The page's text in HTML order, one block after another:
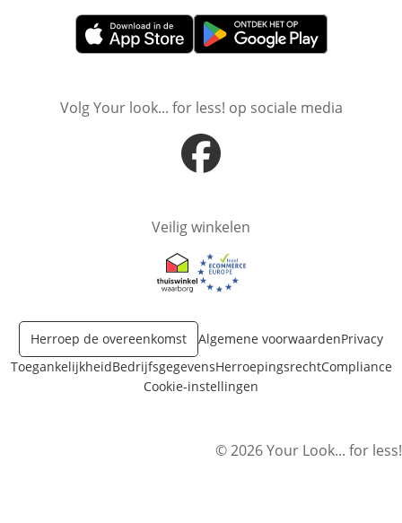
Opent in nieuw vensterOpent in nieuw venster
Volg Your look... for less! op sociale media
Opent in nieuw venster
Veilig winkelen
Opent in nieuw venster
Opent in nieuw venster
Herroep de overeenkomst Algemene voorwaardenPrivacy
ToegankelijkheidBedrijfsgegevensHerroepingsrechtCompliance
Cookie-instellingen
© 2026 Your Look... for less!